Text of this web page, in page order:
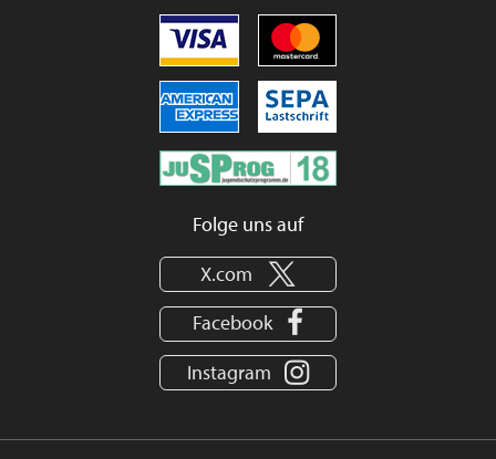
Folge uns auf
X.com
Facebook
Instagram